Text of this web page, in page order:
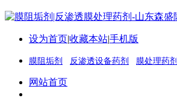
设为首页|收藏本站|手机版
膜阻垢剂 反渗透设备药剂 膜处理药剂
网站首页